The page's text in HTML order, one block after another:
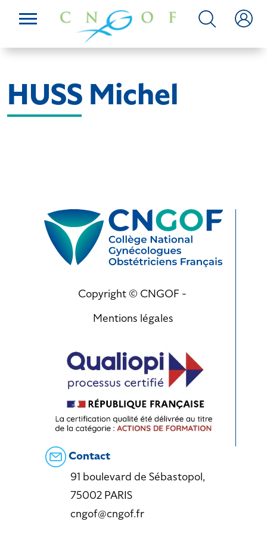
HUSS Michel
Copyright © CNGOF -
Mentions légales
Contact
91 boulevard de Sébastopol,
75002 PARIS
cngof@cngof.fr